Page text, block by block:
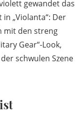
gewandet das
„Violanta“: Der
mit den streng
Gear“-Look,
schwulen Szene